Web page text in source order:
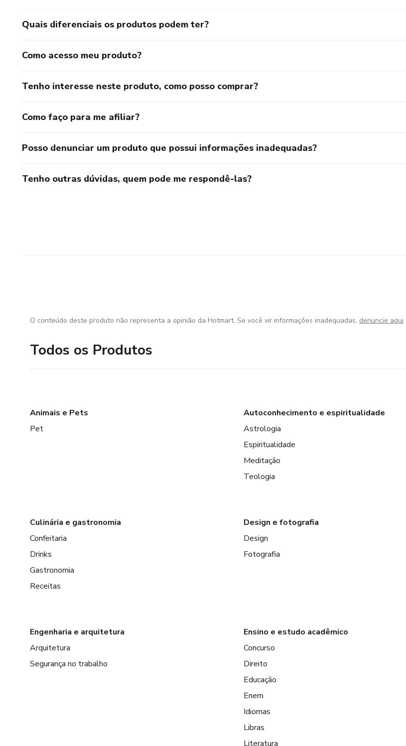
Quais diferenciais os produtos podem ter?
Como acesso meu produto?
Tenho interesse neste produto, como posso comprar?
Como faço para me afiliar?
Posso denunciar um produto que possui informações inadequadas?
Tenho outras dúvidas, quem pode me respondê-las?
O conteúdo deste produto não representa a opinião da Hotmart. Se você vir informações inadequadas, denuncie aqui
Todos os Produtos
Animais e Pets
Pet
Autoconhecimento e espiritualidade
Astrologia
Espiritualidade
Meditação
Teologia
Culinária e gastronomia
Confeitaria
Drinks
Gastronomia
Receitas
Design e fotografia
Design
Fotografia
Engenharia e arquitetura
Arquitetura
Segurança no trabalho
Ensino e estudo acadêmico
Concurso
Direito
Educação
Enem
Idiomas
Libras
Literatura